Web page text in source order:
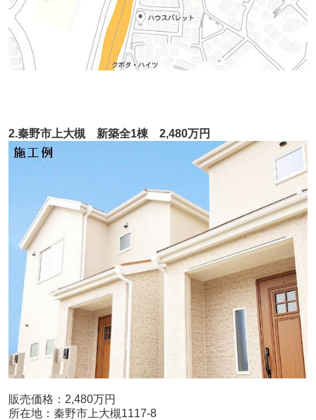
2.秦野市上大槻 新築全1棟 2,480万円
販売価格：2,480万円
所在地：秦野市上大槻1117-8